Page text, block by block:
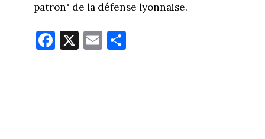
patron" de la défense lyonnaise.
Fa
ce
X E
m
Pa
rt